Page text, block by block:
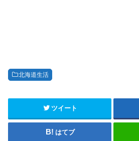
北海道生活
ツイート
はてブ